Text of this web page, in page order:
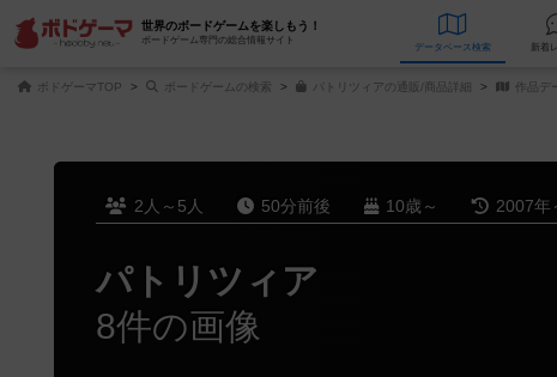
世界のボードゲームを楽しもう！
ボードゲーム専門の総合情報サイト
データベース 検索
ボドゲーマTOP ボードゲームの検索 パトリツィアの通販/商品詳細 作品デ
2人～5人 50分前後 10歳～ 2007年
パトリツィア
8件の画像